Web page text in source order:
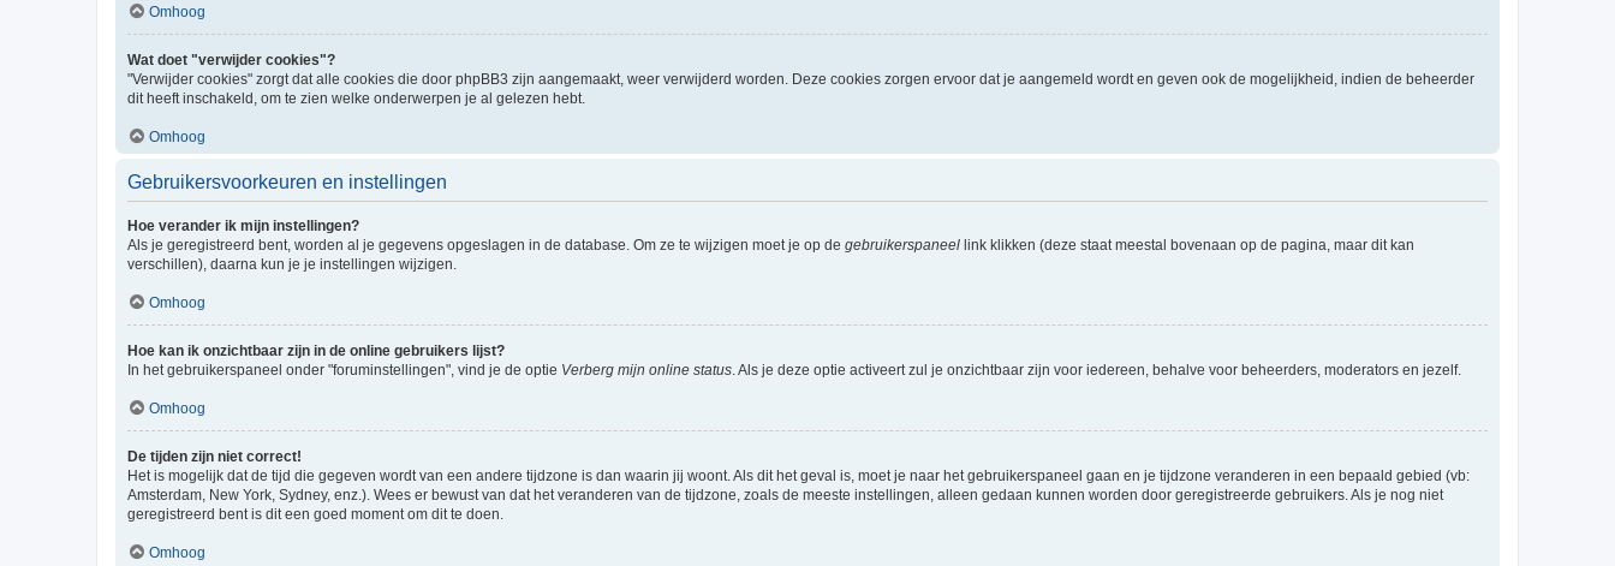
Omhoog
Wat doet "verwijder cookies"?
"Verwijder cookies" zorgt dat alle cookies die door phpBB3 zijn aangemaakt, weer verwijderd worden. Deze cookies zorgen ervoor dat je aangemeld wordt en geven ook de mogelijkheid, indien de beheerder
dit heeft inschakeld, om te zien welke onderwerpen je al gelezen hebt.
Omhoog
Gebruikersvoorkeuren en instellingen
Hoe verander ik mijn instellingen?
Als je geregistreerd bent, worden al je gegevens opgeslagen in de database. Om ze te wijzigen moet je op de gebruikerspaneel link klikken (deze staat meestal bovenaan op de pagina, maar dit kan
verschillen), daarna kun je je instellingen wijzigen.
Omhoog
Hoe kan ik onzichtbaar zijn in de online gebruikers lijst?
In het gebruikerspaneel onder "foruminstellingen", vind je de optie Verberg mijn online status . Als je deze optie activeert zul je onzichtbaar zijn voor iedereen, behalve voor beheerders, moderators en jezelf.
Omhoog
De tijden zijn niet correct!
Het is mogelijk dat de tijd die gegeven wordt van een andere tijdzone is dan waarin jij woont. Als dit het geval is, moet je naar het gebruikerspaneel gaan en je tijdzone veranderen in een bepaald gebied (vb:
Amsterdam, New York, Sydney, enz.). Wees er bewust van dat het veranderen van de tijdzone, zoals de meeste instellingen, alleen gedaan kunnen worden door geregistreerde gebruikers. Als je nog niet
geregistreerd bent is dit een goed moment om dit te doen.
Omhoog